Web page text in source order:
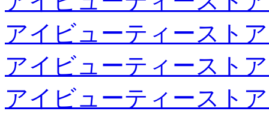
アイビューティースト
アイビューティースト
アイビューティースト